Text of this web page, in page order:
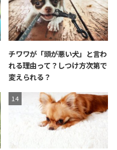
チワワが「頭が悪い犬」と言わ
れる理由って？しつけ方次第で
変えられる？